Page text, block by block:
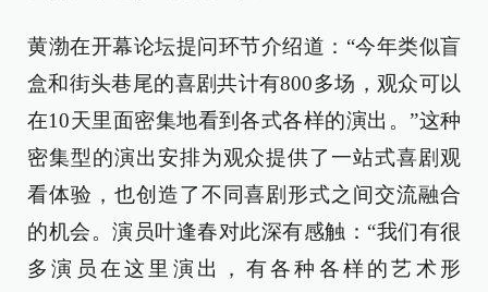
黄渤在开幕论坛提问环节介绍道：“今年类似盲
盒和街头巷尾的喜剧共计有800多场，观众可以
在10天里面密集地看到各式各样的演出。”这种
密集型的演出安排为观众提供了一站式喜剧观
看体验，也创造了不同喜剧形式之间交流融合
的机会。演员叶逢春对此深有感触：“我们有很
多演员在这里演出，有各种各样的艺术形